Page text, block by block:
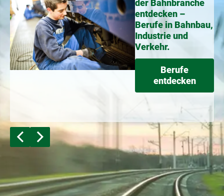
Berufsleben –
Ausbildung in der
Schienenbranche
Ausbildung
finden